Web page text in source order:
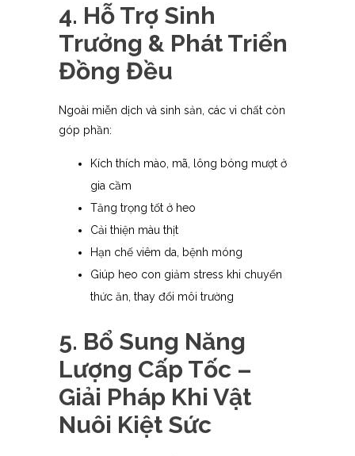
4. Hỗ Trợ Sinh
Trưởng & Phát Triển
Đồng Đều
Ngoài miễn dịch và sinh sản, các vi chất còn
góp phần:
Kích thích mào, mã, lông bóng mượt ở
gia cầm
Tăng trọng tốt ở heo
Cải thiện màu thịt
Hạn chế viêm da, bệnh móng
Giúp heo con giảm stress khi chuyển
thức ăn, thay đổi môi trường
5. Bổ Sung Năng
Lượng Cấp Tốc –
Giải Pháp Khi Vật
Nuôi Kiệt Sức